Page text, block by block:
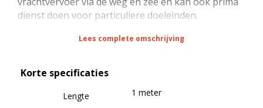
dienst doen voor particuliere doeleinden.
De spanband heeft een sterkte van 800 daN bij
daN (STF) bij kracht zekeren (neerbinden). De
spanband is voorzien van een RVS ratel met een
maximale belasting van 400 daN en een sterkte van
Lees complete omschrijving
Korte specificaties
Lengte 1 meter